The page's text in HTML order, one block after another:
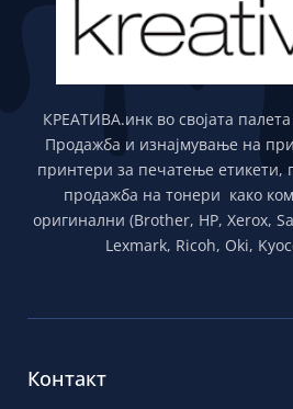
КРЕАТИВА.инк во својата
Продажба и изнајмување на
принтери за печатење етикети,
продажба на тонери како
оригинални (Brother, HP, Xerox,
Lexmark, Ricoh, Oki,
Контакт